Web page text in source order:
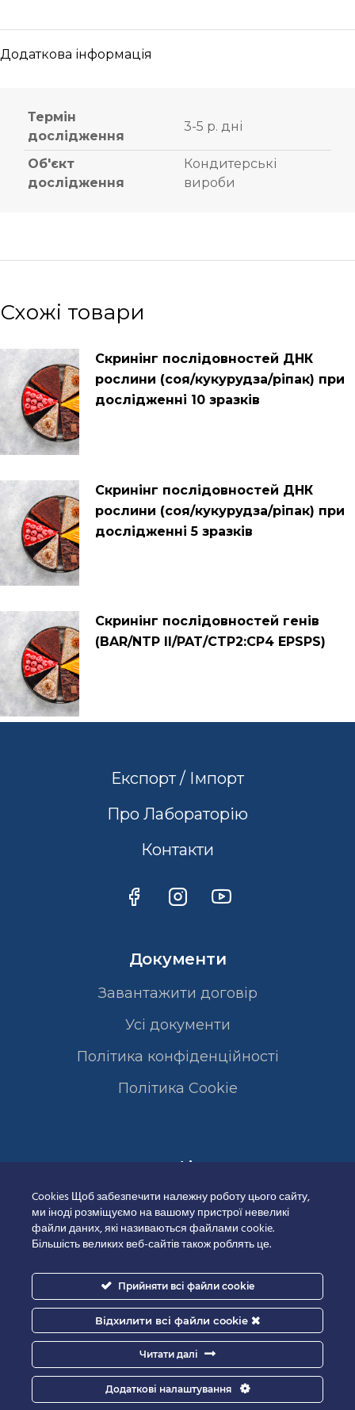
Додаткова інформація
Термін
дослідження
3-5 р. дні
Об'єкт
дослідження
Кондитерські
вироби
Схожі товари
Cкринінг послідовностей ДНК
рослини (соя/кукурудза/ріпак) при
дослідженні 10 зразків
Cкринінг послідовностей ДНК
рослини (соя/кукурудза/ріпак) при
дослідженні 5 зразків
Cкринінг послідовностей генів
(BAR/NTP II/PAT/CTP2:CP4 EPSPS)
Експорт / Імпорт
Про Лабораторію
Контакти
Документи
Завантажити договір
Усі документи
Політика конфіденційності
Полiтика Cookie
Сертифікати
Good-IT.com.ua for Biolights - All rights reserved.
Cookies Щоб забезпечити належну роботу цього сайту,
ми іноді розміщуємо на вашому пристрої невеликі
файли даних, які називаються файлами cookie.
Більшість великих веб-сайтів також роблять це.
Прийняти всі файли cookie
Відхилити всі файли cookie
Читати далі
Додаткові налаштування